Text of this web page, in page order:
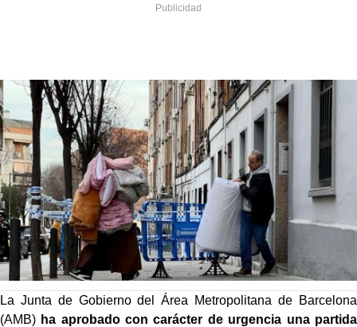
La Junta de Gobierno del Área Metropolitana de Barcelona
(AMB) ha aprobado con carácter de urgencia una partida